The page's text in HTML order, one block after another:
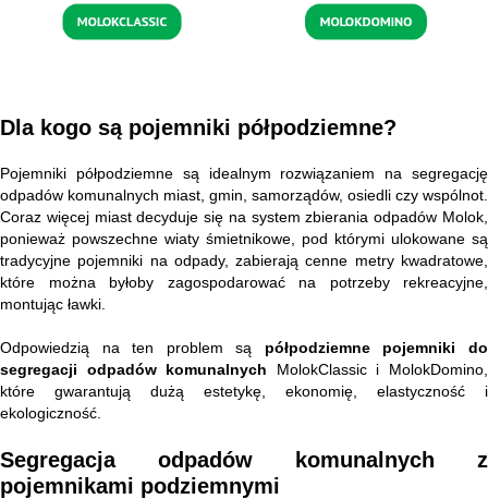
Dla kogo są pojemniki półpodziemne?
Pojemniki półpodziemne są idealnym rozwiązaniem na segregację
odpadów komunalnych miast, gmin, samorządów, osiedli czy wspólnot.
Coraz więcej miast decyduje się na system zbierania odpadów Molok,
ponieważ powszechne wiaty śmietnikowe, pod którymi ulokowane są
tradycyjne pojemniki na odpady, zabierają cenne metry kwadratowe,
które można byłoby zagospodarować na potrzeby rekreacyjne,
montując ławki.
Odpowiedzią na ten problem są półpodziemne pojemniki do
segregacji odpadów komunalnych MolokClassic i MolokDomino,
które gwarantują dużą estetykę, ekonomię, elastyczność i
ekologiczność.
Segregacja odpadów komunalnych z
pojemnikami podziemnymi